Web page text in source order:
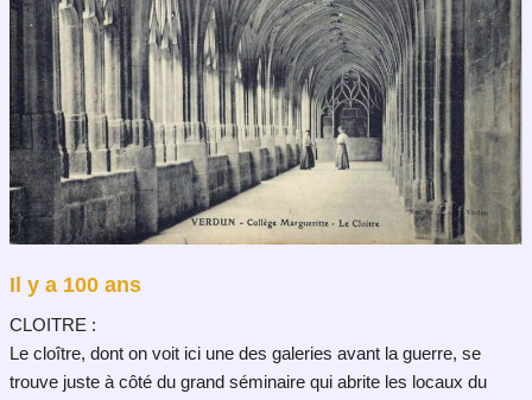
Il y a 100 ans
CLOITRE :
Le cloître, dont on voit ici une des galeries avant la guerre, se
trouve juste à côté du grand séminaire qui abrite les locaux du